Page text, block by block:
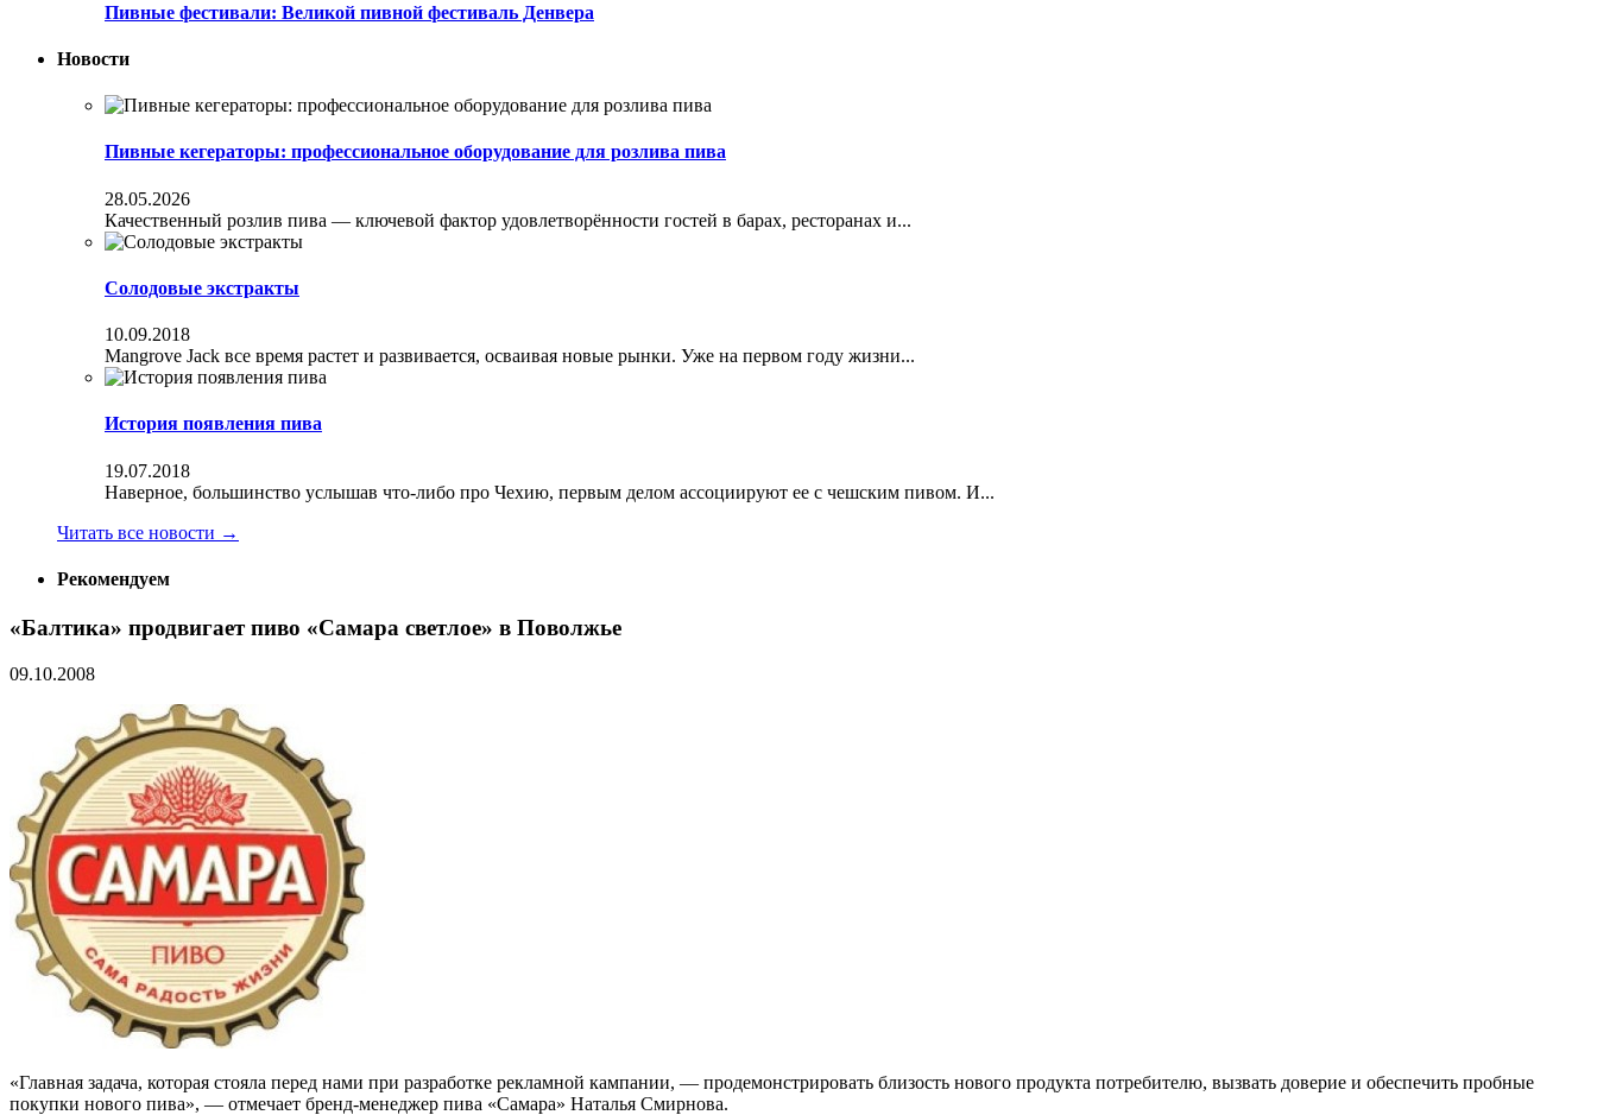
Пивные фестивали: Великой пивной фестиваль Денвера
Новости
Пивные кегераторы: профессиональное оборудование для розлива пива
28.05.2026
Качественный розлив пива — ключевой фактор удовлетворённости гостей в барах, ресторанах и...
Солодовые экстракты
10.09.2018
Mangrove Jack все время растет и развивается, осваивая новые рынки. Уже на первом году жизни...
История появления пива
19.07.2018
Наверное, большинство услышав что-либо про Чехию, первым делом ассоциируют ее с чешским пивом. И...
Читать все новости →
Рекомендуем
«Балтика» продвигает пиво «Самара светлое» в Поволжье
09.10.2008
«Главная задача, которая стояла перед нами при разработке рекламной кампании, — продемонстрировать близость нового продукта потребителю, вызвать доверие и обеспечить пробные
покупки нового пива», — отмечает бренд-менеджер пива «Самара» Наталья Смирнова.